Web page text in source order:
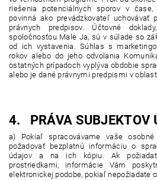
riešenia potenciálnych sporov v čase,
povinná ako prevádzkovateľ uchovávať
právnych predpisov. Účtovné
spoločnosťou Male Ja, sú v súlade so
od ich vystavenia.Súhlas s
rokov alebo do jeho odvolania
ostatných prípadoch vyplýva obdobie
alebo je dané právnymi predpismi v
4. PRÁVA SUBJEKTOV
a) Pokiaľ spracovávame vaše
požadovať bezplatnú informáciu o
údajov a na ich kópiu. Ak
prostriedkami, informácie Vám
elektronickej podobe, pokiaľ nepožiadate